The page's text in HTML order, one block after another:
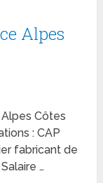
Alpes
Côtes
: CAP
fabricant de
…